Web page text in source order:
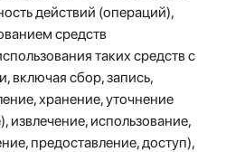
действий (операций),
средств
таких средств с
включая сбор, запись,
хранение, уточнение
извлечение, использование,
предоставление, доступ),